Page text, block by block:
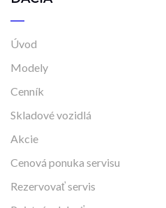
Úvod
Modely
Cenník
Skladové vozidlá
Akcie
Cenová ponuka servisu
Rezervovať servis